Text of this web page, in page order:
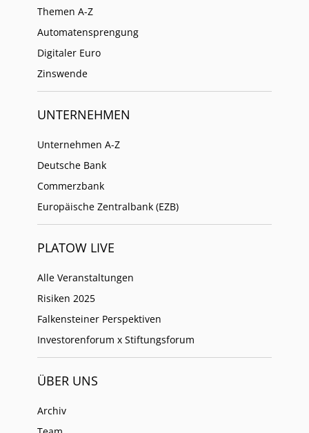
Themen A-Z
Automatensprengung
Digitaler Euro
Zinswende
UNTERNEHMEN
Unternehmen A-Z
Deutsche Bank
Commerzbank
Europäische Zentralbank (EZB)
PLATOW LIVE
Alle Veranstaltungen
Risiken 2025
Falkensteiner Perspektiven
Investorenforum x Stiftungsforum
ÜBER UNS
Archiv